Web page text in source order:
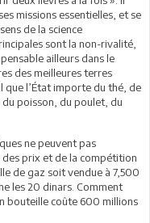
missions essentielles, et se
de la science
sont la non-rivalité,
ailleurs dans le
des meilleures terres
que l’État importe du thé, de
poisson, du poulet, du
ne peuvent pas
prix et de la compétition
de gaz soit vendue à 7,500
les 20 dinars. Comment
bouteille coûte 600 millions